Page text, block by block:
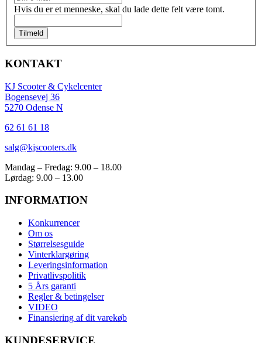
Hvis du er et menneske, skal du lade dette felt være tomt.
Tilmeld
KONTAKT
KJ Scooter & Cykelcenter
Bogensevej 36
5270 Odense N
62 61 61 18
salg@kjscooters.dk
Mandag – Fredag: 9.00 – 18.00
Lørdag: 9.00 – 13.00
INFORMATION
Konkurrencer
Om os
Størrelsesguide
Vinterklargøring
Leveringsinformation
Privatlivspolitik
5 Års garanti
Regler & betingelser
VIDEO
Finansiering af dit varekøb
KUNDESERVICE